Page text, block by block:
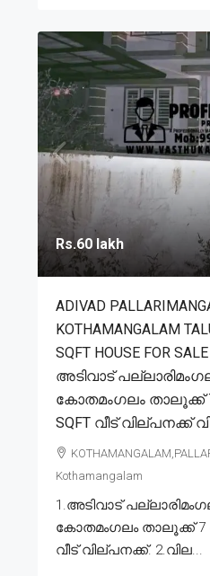
Rs.60 lakh
ADIVAD
KOTHAMANGALAM
SQFT HOUSE FOR
അടിവാട്
കോതമംഗലം താലൂക്ക്
SQFT വീട് വില്പനക്ക്
Kothamangalam
1.അടിവാട്
കോതമംഗലം താലൂക്ക് 7
വീട് വില്പനക്ക്. 2.വില...